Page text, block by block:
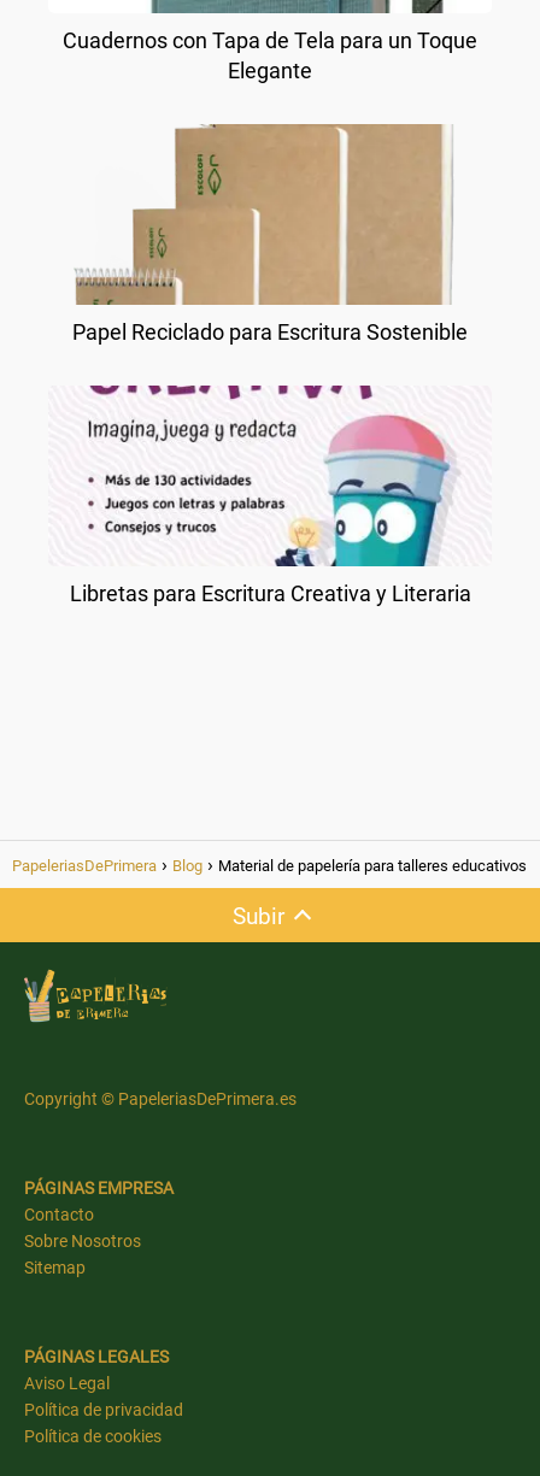
Cuadernos con Tapa de Tela para un Toque
Elegante
Papel Reciclado para Escritura Sostenible
Libretas para Escritura Creativa y Literaria
PapeleriasDePrimera Blog Material de papelería para talleres educativos
Subir
Copyright © PapeleriasDePrimera.es
PÁGINAS EMPRESA
Contacto
Sobre Nosotros
Sitemap
PÁGINAS LEGALES
Aviso Legal
Política de privacidad
Política de cookies